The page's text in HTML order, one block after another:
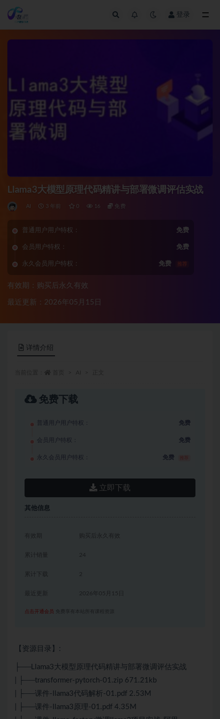
登录
Llama3大模型原理代码精讲与部署微调评估实战
AI 3 年前 0 16 免费
普通用户用户特权： 免费
会员用户特权： 免费
永久会员用户特权： 免费 推荐
有效期：购买后永久有效
最近更新：2026年05月15日
详情介绍
免费下载
普通用户用户特权： 免费
会员用户特权： 免费
永久会员用户特权： 免费
立即下载
其他信息
有效期 购买后永久有效
累计销量 24
累计下载 2
2026年05月15日
点击开通会员 免费享有本站所有课程资源
【资源目录】:
├──Llama3大模型原理代码精讲与部署微调评估实战
| ├──transformer-pytorch-01.zip 671.21kb
| ├──课件-llama3代码解析-01.pdf 2.53M
| ├──课件-llama3原理-01.pdf 4.35M